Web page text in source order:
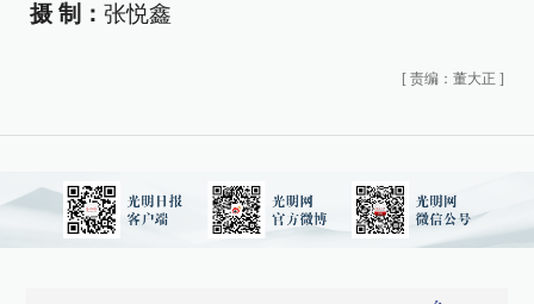
摄 制： 张悦鑫
[ 责编：董大正 ]